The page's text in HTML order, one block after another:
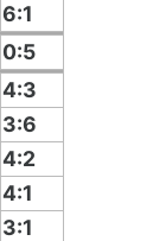
6:1
0:5
4:3
3:6
4:2
4:1
3:1